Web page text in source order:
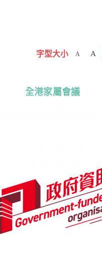
字型大小 A A
全港家屬會議